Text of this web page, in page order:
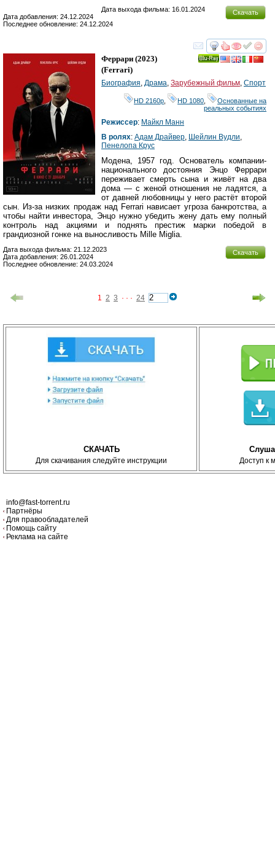
Скачать
Дата выхода фильма: 16.01.2024
Дата добавления: 24.12.2024
Последнее обновление: 24.12.2024
смотреть
Феррари (2023)
(Ferrari)
Биография, Драма, Зарубежный фильм, Спорт
HD 2160р HD 1080
Основанные на
реальных событиях
Режиссер: Майкл Манн
В ролях: Адам Драйвер, Шейлин Вудли,
Пенелопа Крус
Модена, 1957 год. Основатель компании-
национального достояния Энцо Феррари
переживает смерть сына и живёт на два
дома — с женой отношения не ладятся, а
от давней любовницы у него растёт второй
сын. Из-за низких продаж над Ferrari нависает угроза банкротства, а
чтобы найти инвестора, Энцо нужно убедить жену дать ему полный
контроль над акциями и поднять престиж марки победой в
грандиозной гонке на выносливость Mille Miglia.
Скачать
Дата выхода фильма: 21.12.2023
Дата добавления: 26.01.2024
Последнее обновление: 24.03.2024
1 2 3 · · · 24
СКАЧАТЬ
Для скачивания следуйте инструкции Доступ к
info@fast-torrent.ru
Партнёры
Для правообладателей
Помощь сайту
Реклама на сайте